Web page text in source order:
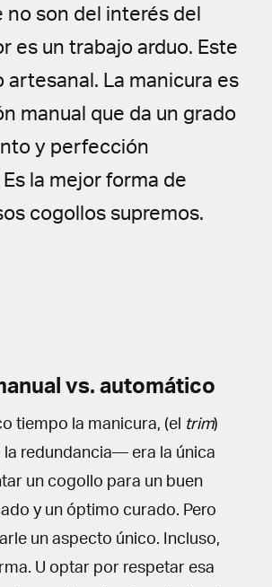
no son del interés del
es un trabajo arduo. Este
artesanal. La manicura es
manual que da un grado
y perfección
la mejor forma de
cogollos supremos.
vs. automático
tiempo la manicura, (el trim)
redundancia— era la única
un cogollo para un buen
y un óptimo curado. Pero
un aspecto único. Incluso,
U optar por respetar esa